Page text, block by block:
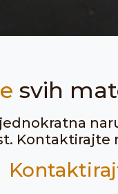
svih
Kontaktirajte